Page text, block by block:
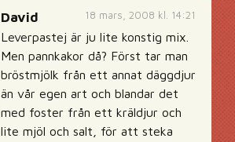
18 mars, 2008 kl. 14:21
David
Leverpastej är ju lite konstig mix.
Men pannkakor då? Först tar man
bröstmjölk från ett annat däggdjur
än vår egen art och blandar det
med foster från ett kräldjur och
lite mjöl och salt, för att steka